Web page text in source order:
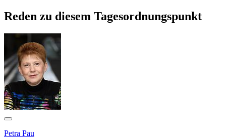
Reden zu diesem Tagesordnungspunkt
Petra Pau